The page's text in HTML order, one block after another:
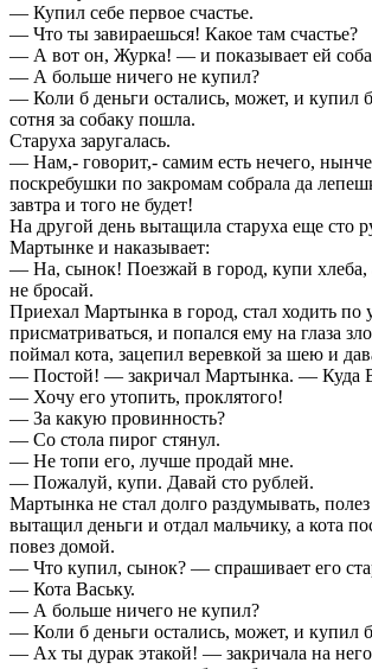
— Купил себе первое счастье.
— Что ты завираешься! Какое там счастье?
— А вот он, Журка! — и показывает ей
— А больше ничего не купил?
— Коли б деньги остались, может, и купил
сотня за собаку пошла.
Старуха заругалась.
— Нам,- говорит,- самим есть нечего,
поскребушки по закромам собрала да
завтра и того не будет!
На другой день вытащила старуха еще сто
Мартынке и наказывает:
— На, сынок! Поезжай в город, купи хлеба,
не бросай.
Приехал Мартынка в город, стал ходить по
присматриваться, и попался ему на глаза
поймал кота, зацепил веревкой за шею и
— Постой! — закричал Мартынка. — Куда
— Хочу его утопить, проклятого!
— За какую провинность?
— Со стола пирог стянул.
— Не топи его, лучше продай мне.
— Пожалуй, купи. Давай сто рублей.
Мартынка не стал долго раздумывать, полез
вытащил деньги и отдал мальчику, а кота
повез домой.
— Что купил, сынок? — спрашивает его
— Кота Ваську.
— А больше ничего не купил?
— Коли б деньги остались, может, и купил
— Ах ты дурак этакой! — закричала на